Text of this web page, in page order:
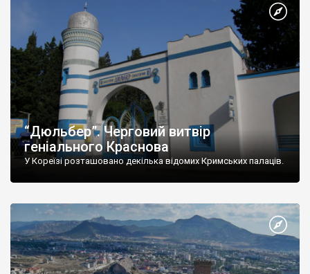
“Дюльбер”. Черговий витвір
геніального Краснова
У Кореїзі розташовано декілька відомих Кримських палаців.